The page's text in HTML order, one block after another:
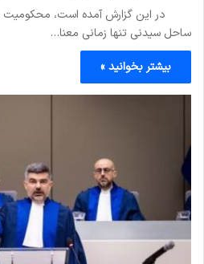
در این گزارش آمده است، محکومیت
ساحل سیدنی تنها زمانی معنا…
بیشتر بخوانید »